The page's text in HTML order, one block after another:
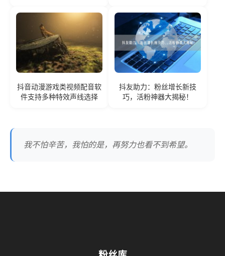
抖音动漫游戏类视频配音软
件支持多种特效声线选择
抖友助力：粉丝增长新技
巧，活粉神器大揭秘！
我不怕辛苦，我怕的是，再努力也看不到希望。